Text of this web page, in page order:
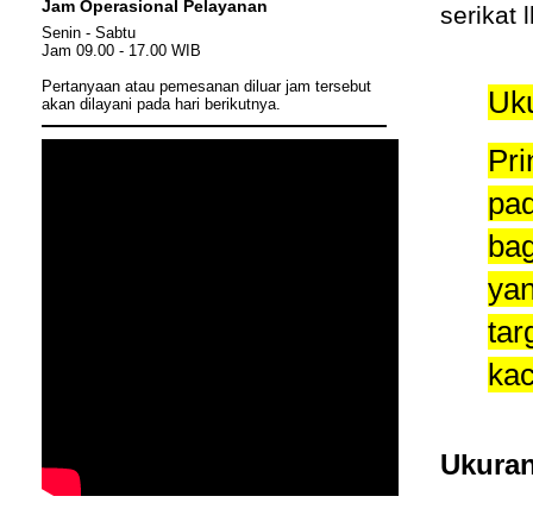
serikat
Jam Operasional Pelayanan
Senin - Sabtu
Jam 09.00 - 17.00 WIB
Pertanyaan atau pemesanan diluar jam tersebut
akan dilayani pada hari berikutnya.